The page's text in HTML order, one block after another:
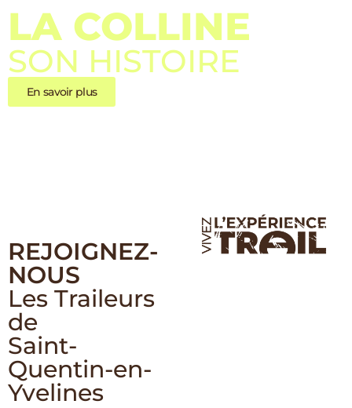
LA COLLINE
SON HISTOIRE
En savoir plus
REJOIGNEZ-
NOUS
Les Traileurs
de
Saint-
Quentin-en-
Yvelines